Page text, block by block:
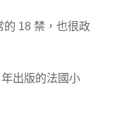
18 禁，也很政
出版的法國小